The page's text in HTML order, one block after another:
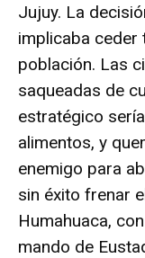
Jujuy. La
implicaba ceder
población. Las
saqueadas de
estratégico
alimentos, y
enemigo para
sin éxito frenar
Humahuaca,
mando de